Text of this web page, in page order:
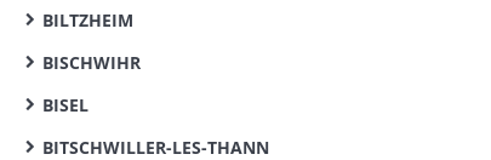
BILTZHEIM
BISCHWIHR
BISEL
BITSCHWILLER-LES-THANN